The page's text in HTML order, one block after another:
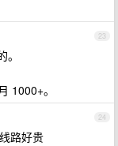
23
1000+。
24
路好贵